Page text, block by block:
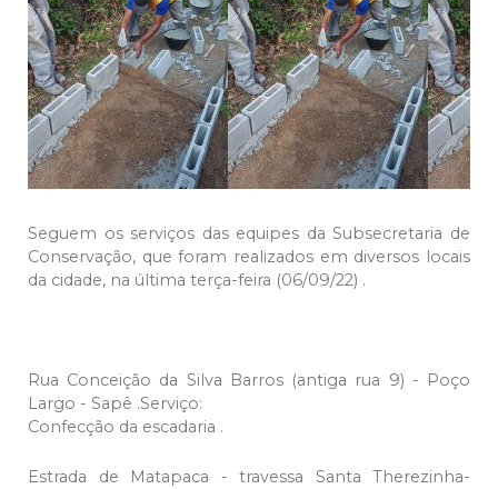
Seguem os serviços das equipes da Subsecretaria de
Conservação, que foram realizados em diversos locais
da cidade, na última terça-feira (06/09/22) .
Rua Conceição da Silva Barros (antiga rua 9) - Poço
Largo - Sapê .Serviço:
Confecção da escadaria .
Estrada de Matapaca - travessa Santa Therezinha-